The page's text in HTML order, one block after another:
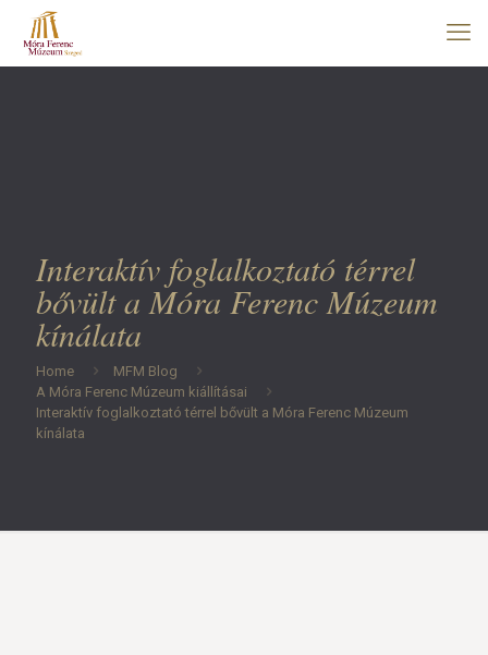
Interaktív foglalkoztató térrel
bővült a Móra Ferenc Múzeum
kínálata
Home
MFM Blog
A Móra Ferenc Múzeum kiállításai
Interaktív foglalkoztató térrel bővült a Móra Ferenc Múzeum
kínálata